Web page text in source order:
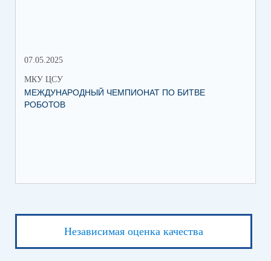
07.05.2025
МКУ ЦСУ
МЕЖДУНАРОДНЫЙ ЧЕМПИОНАТ ПО БИТВЕ
РОБОТОВ
Независимая оценка качества